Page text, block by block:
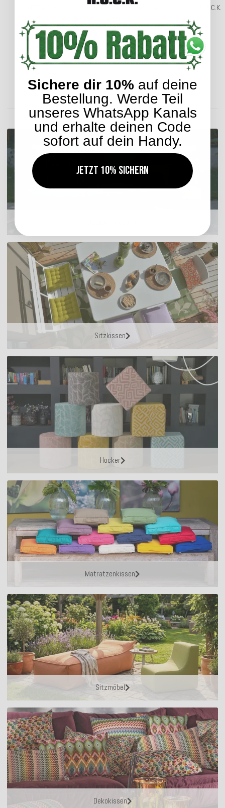
H.O.C.K. Classic Uni Outdoor Kissen 50x50cm in
24,99 € *
Lieferzeit: ca. 2-4 Werktage
ENTDECKEN SIE UNSER SORTIMENT
Sitzkissen
Hocker
Matratzenkissen
Sitzmöbel
Dekokissen
Sichere dir 10% auf deine
Bestellung. Werde Teil
unseres WhatsApp Kanals
und erhalte deinen Code
sofort auf dein Handy.
Jetzt 10% sichern